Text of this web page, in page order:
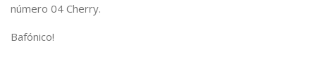
número 04 Cherry.
Bafónico!